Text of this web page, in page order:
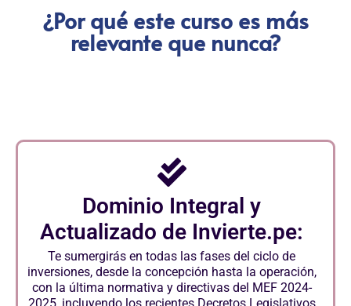
¿Por qué este curso es más
relevante que nunca?
Dominio Integral y
Actualizado de Invierte.pe:
Te sumergirás en todas las fases del ciclo de
inversiones, desde la concepción hasta la operación,
con la última normativa y directivas del MEF 2024-